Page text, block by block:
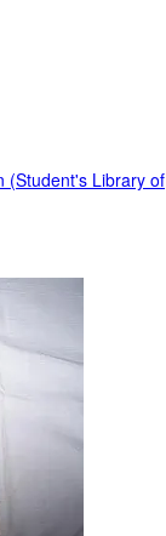
(Student's Library of